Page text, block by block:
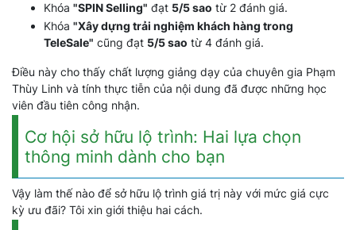
Khóa "SPIN Selling" đạt 5/5 sao từ 2 đánh giá.
Khóa "Xây dựng trải nghiệm khách hàng trong
TeleSale" cũng đạt 5/5 sao từ 4 đánh giá.
Điều này cho thấy chất lượng giảng dạy của chuyên gia Phạm
Thùy Linh và tính thực tiễn của nội dung đã được những học
viên đầu tiên công nhận.
Cơ hội sở hữu lộ trình: Hai lựa chọn
thông minh dành cho bạn
Vậy làm thế nào để sở hữu lộ trình giá trị này với mức giá cực
kỳ ưu đãi? Tôi xin giới thiệu hai cách.